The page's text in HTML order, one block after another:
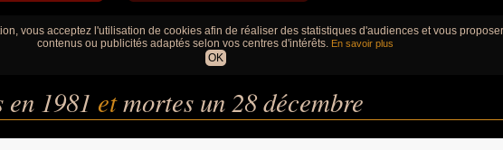
vous acceptez l'utilisation de cookies afin de réaliser des statistiques d'audiences et vous
contenus ou publicités adaptés selon vos centres d'intérêts. En savoir plus
OK
en 1981 etmortes un 28 décembre